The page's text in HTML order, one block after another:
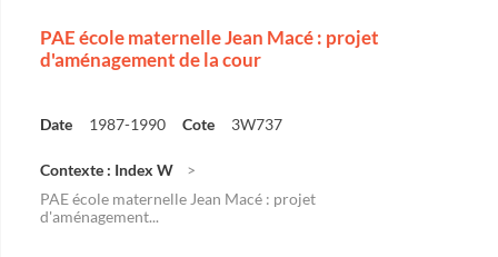
PAE école maternelle Jean Macé : projet
d'aménagement de la cour
Date 1987-1990 Cote 3W737
Contexte : Index W
PAE école maternelle Jean Macé : projet
d'aménagement...